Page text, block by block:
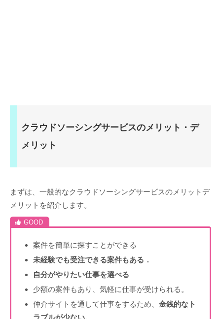
クラウドソーシングサービスのメリット・デ
メリット
まずは、一般的なクラウドソーシングサービスのメリットデ
メリットを紹介します。
案件を簡単に探すことができる
未経験でも受注できる案件もある．
自分がやりたい仕事を選べる
少額の案件もあり、気軽に仕事が受けられる。
仲介サイトを通して仕事をするため、 金銭的なト